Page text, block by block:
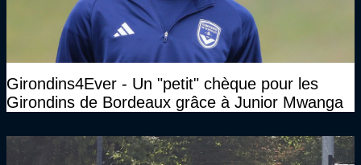
Girondins4Ever - Un "petit" chèque pour les
Girondins de Bordeaux grâce à Junior Mwanga